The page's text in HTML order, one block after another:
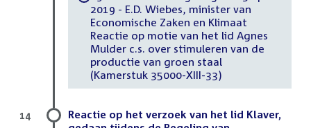
2019 - E.D. Wiebes, minister van
Economische Zaken en Klimaat
Reactie op motie van het lid Agnes
Mulder c.s. over stimuleren van de
productie van groen staal
(Kamerstuk 35000-XIII-33)
Reactie op het verzoek van het lid Klaver,
14